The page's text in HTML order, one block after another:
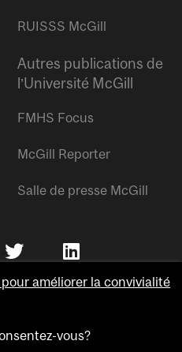
RUISSS McGill
Autres publications de
l’Université McGill
FMHS Focus
McGill Reporter
Salle de presse McGill
améliorer la convivialité
vous?